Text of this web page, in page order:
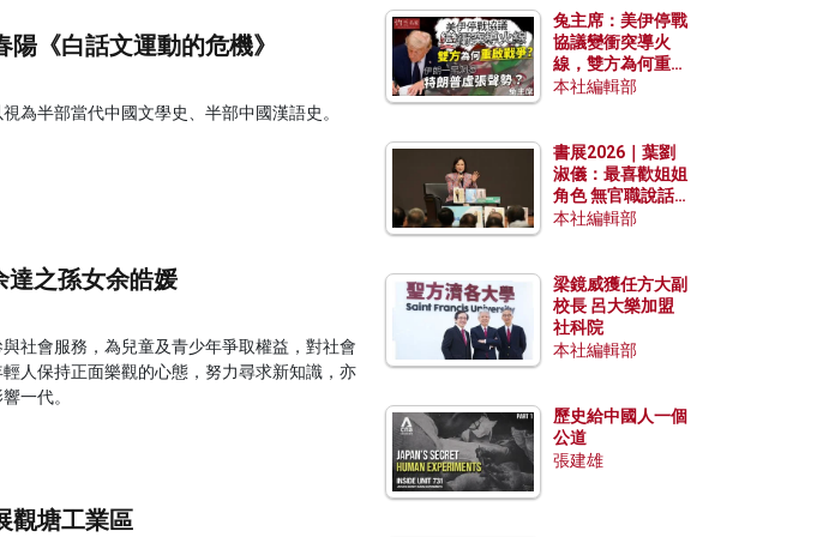
《白話文運動的危機》
為半部當代中國文學史、半部中國漢語史。
之孫女余皓媛
社會服務，為兒童及青少年爭取權益，對社會
人保持正面樂觀的心態，努力尋求新知識，亦
一代。
觀塘工業區
兔主席：美伊停戰
協議變衝突導火
線，雙方為何重啟
戰爭？伊朗一早洞
本社編輯部
書展2026｜葉劉
淑儀：最喜歡姐姐
角色 無官職說話
包袱少
本社編輯部
梁鏡威獲任方大副
校長 呂大樂加盟
社科院
本社編輯部
歷史給中國人一個
公道
張建雄